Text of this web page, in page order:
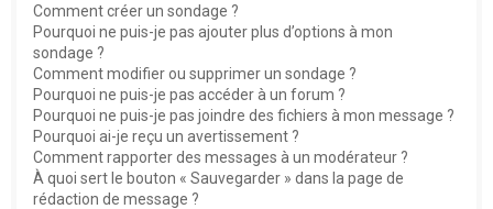
Comment créer un sondage ?
Pourquoi ne puis-je pas ajouter plus d’options à mon
sondage ?
Comment modifier ou supprimer un sondage ?
Pourquoi ne puis-je pas accéder à un forum ?
Pourquoi ne puis-je pas joindre des fichiers à mon message ?
Pourquoi ai-je reçu un avertissement ?
Comment rapporter des messages à un modérateur ?
À quoi sert le bouton « Sauvegarder » dans la page de
rédaction de message ?